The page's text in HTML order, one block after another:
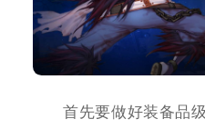
首先要做好装备品